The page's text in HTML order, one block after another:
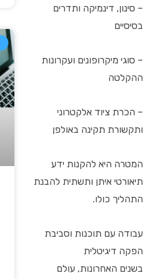
– סינון, דינמיקה ותדרים
בסיסיים
– סוגי מיקרופונים ועקרונות
ההקלטה
– הכרת ציוד אלקטרוני
ותקשורת תקינה באולפן
המטרה היא להקנות ידע
תיאורטי איתן ותשתית להבנת
התהליך כולו.
עבודה עם תוכנות וסביבת
הפקה דיגיטלית
בשנים האחרונות, עולם